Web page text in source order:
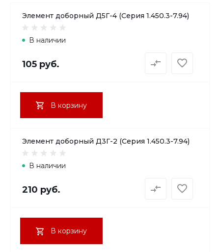
Элемент доборный Д5Г-4 (Серия 1.450.3-7.94)
В наличии
105 руб.
В корзину
Элемент доборный Д3Г-2 (Серия 1.450.3-7.94)
В наличии
210 руб.
В корзину